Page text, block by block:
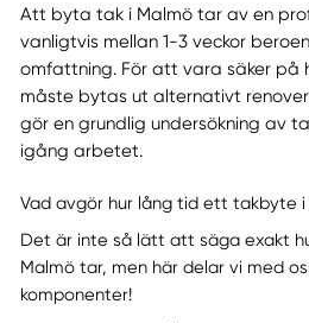
Att byta tak i Malmö tar av en
vanligtvis mellan 1-3 veckor
omfattning. För att vara säker på
måste bytas ut alternativt
gör en grundlig undersökning av
igång arbetet.
Vad avgör hur lång tid ett takbyte i
Det är inte så lätt att säga exakt
Malmö tar, men här delar vi med
komponenter!